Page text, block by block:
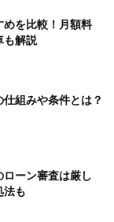
めを比較！月額料
も解説
組みや条件とは？
ーン審査は厳し
法も